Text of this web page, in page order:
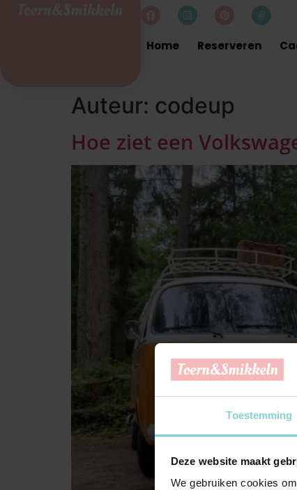
Toestemming
Deze website maakt
We gebruiken cookies
Home Reserveren
Auteur: codeup
Hoe ziet een